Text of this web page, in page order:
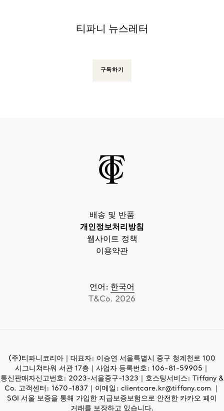
티파니 뉴스레터
구독하기
배송 및 반품
개인정보처리방침
웹사이트 정책
이용약관
언어 : 한국어
T&Co. 2026
(주)티파니코리아｜대표자: 이승연 서울특별시 중구 청계천로 100
시그니쳐타워 서관 17층｜사업자 등록번호: 106-81-59905
통신판매자신고번호: 2023-서울중구-1323｜호스팅서비스: Tiffany &
Co. 고객센터: 1670-1837｜이메일: clientcare.kr@tiffany.com
SGI 서울 보증을 통해 가입한 지급보증보험으로 안전한 카카오 페이
거래를 보장하고 있습니다.